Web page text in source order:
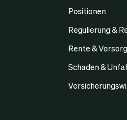
Positionen
Regulierung &
Rente &
Schaden &